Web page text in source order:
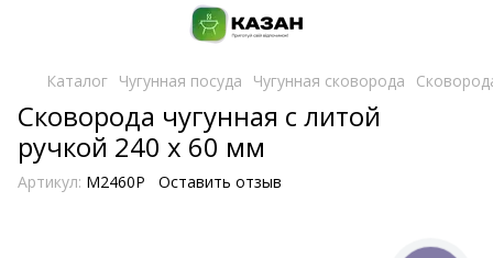
Каталог Чугунная посуда Чугунная сковорода
Сковорода чугунная с литой
ручкой 240 х 60 мм
Артикул: M2460P Оставить отзыв